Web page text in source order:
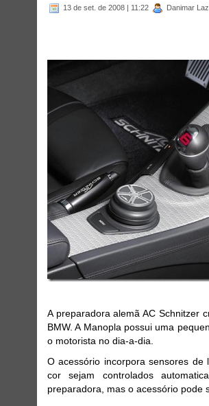
13 de set. de 2008 | 11:22 Danimar
A preparadora alemã AC Schnitzer
BMW. A Manopla possui uma
o motorista no dia-a-dia.
O acessório incorpora sensores
cor sejam controlados
preparadora, mas o acessório pode